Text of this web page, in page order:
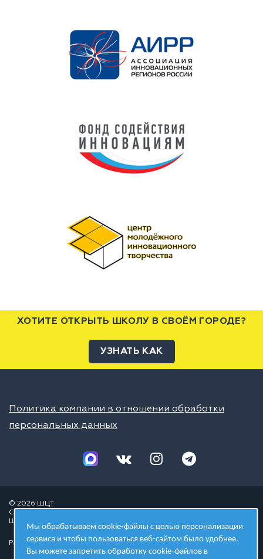
ХОТИТЕ ОТКРЫТЬ ШКОЛУ В СВОЁМ ГОРОДЕ?
УЗНАТЬ КАК
Политика компании в отношении обработки
персональных данных
© 2026 ШЦТ
Сеть центров молодёжного инновационного творчества
Школа цифровых технологий
Разработано в студии
Мы обрабатываем cookie-файлы с целью персонализации
сервиса и чтобы пользоваться веб-сайтом было удобнее.
Вы можете запретить обработку cookie-файлов в